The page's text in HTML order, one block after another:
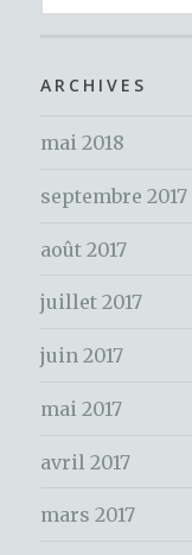
o
k
e
h
r
e
:
ARCHIVES
mai 2018
septembre 2017
août 2017
juillet 2017
juin 2017
mai 2017
avril 2017
mars 2017